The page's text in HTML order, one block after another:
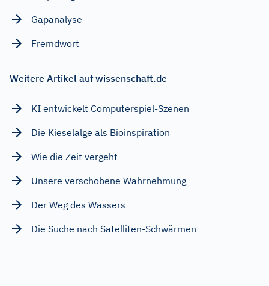
Gapanalyse
Fremdwort
Weitere Artikel auf wissenschaft.de
KI entwickelt Computerspiel-Szenen
Die Kieselalge als Bioinspiration
Wie die Zeit vergeht
Unsere verschobene Wahrnehmung
Der Weg des Wassers
Die Suche nach Satelliten-Schwärmen